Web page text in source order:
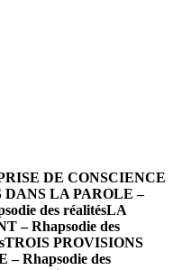
DE CONSCIENCE
LA PAROLE –
des réalitésLA
– Rhapsodie des
TROIS PROVISIONS
Rhapsodie des